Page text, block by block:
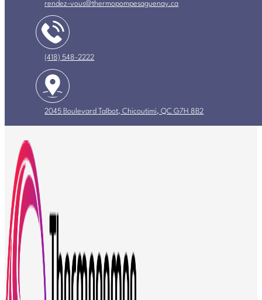
rendez-vous@thermopompesaguenay.ca
(418) 548-2222
2045 Boulevard Talbot, Chicoutimi, QC G7H 8B2